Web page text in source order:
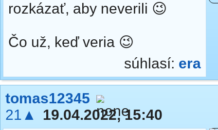
rozkázať, aby neverili 😉
Čo už, keď veria 😉
súhlasí: era
tomas12345
21▲
19.04.2022, 15:40